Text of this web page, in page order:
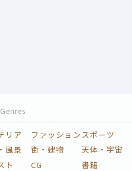
Genres
リア ファッションスポーツ
風景 街・建物
天体・宇宙
ト CG
書籍